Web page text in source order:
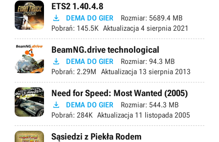
ETS2 1.40.4.8
 DEMA DO GIER Rozmiar: 5689.4 MB
Pobrań: 145.5K Aktualizacja 4 sierpnia 2021
BeamNG.drive technological
 DEMA DO GIER Rozmiar: 94.3 MB
Pobrań: 2.29M Aktualizacja 13 sierpnia 2013
Need for Speed: Most Wanted (2005)
 DEMA DO GIER Rozmiar: 544.3 MB
Pobrań: 284K Aktualizacja 11 listopada 2005
Sąsiedzi z Piekła Rodem